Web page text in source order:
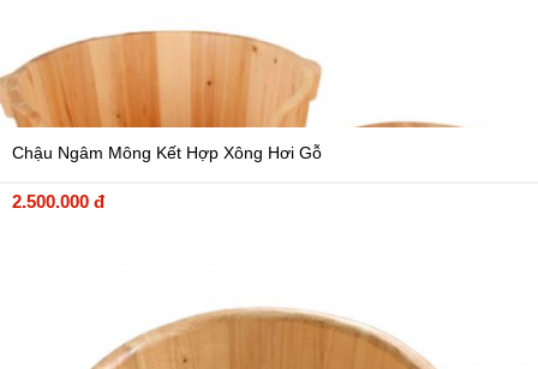
Chậu Ngâm Mông Kết Hợp Xông Hơi Gỗ
2.500.000 đ